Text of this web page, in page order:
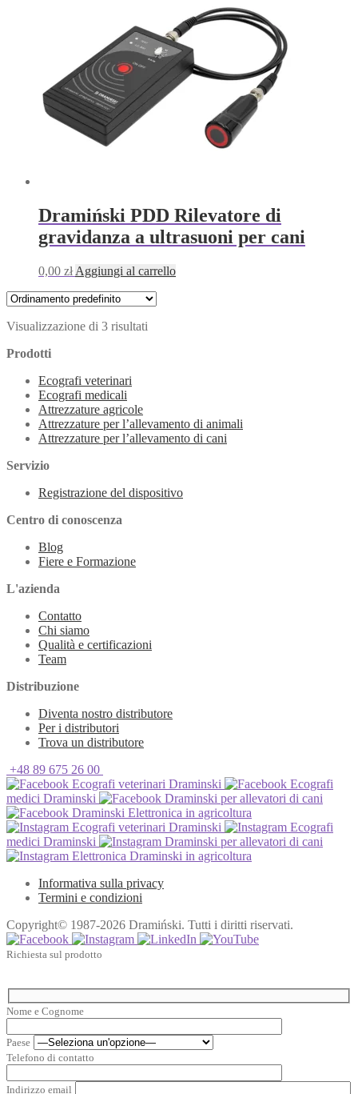
Dramiński PDD Rilevatore di
gravidanza a ultrasuoni per cani
0,00 zł Aggiungi al carrello
Visualizzazione di 3 risultati
Prodotti
Ecografi veterinari
Ecografi medicali
Attrezzature agricole
Attrezzature per l’allevamento di animali
Attrezzature per l’allevamento di cani
Servizio
Registrazione del dispositivo
Centro di conoscenza
Blog
Fiere e Formazione
L'azienda
Contatto
Chi siamo
Qualità e certificazioni
Team
Distribuzione
Diventa nostro distributore
Per i distributori
Trova un distributore
+48 89 675 26 00
Ecografi veterinari Draminski
Ecografi
medici Draminski
Draminski per allevatori di cani
Draminski Elettronica in agricoltura
Ecografi veterinari Draminski
Ecografi
medici Draminski
Draminski per allevatori di cani
Elettronica Draminski in agricoltura
Informativa sulla privacy
Termini e condizioni
Copyright© 1987-2026 Dramiński. Tutti i diritti riservati.
Richiesta sul prodotto
Nome e Cognome
Paese
Telefono di contatto
Indirizzo email